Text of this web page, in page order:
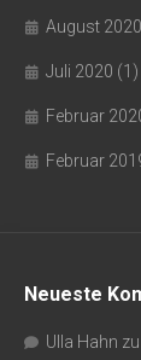
August 2020
Juli 2020 (1)
Februar
Februar
Neueste
Ulla Hahn zu